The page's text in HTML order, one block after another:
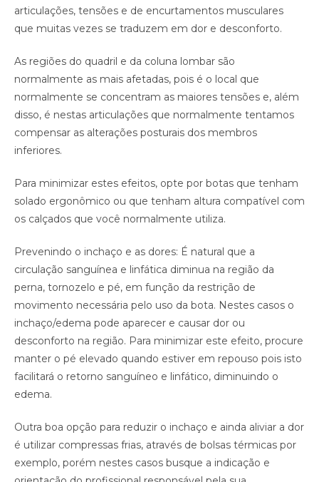
articulações, tensões e de encurtamentos musculares
que muitas vezes se traduzem em dor e desconforto.
As regiões do quadril e da coluna lombar são
normalmente as mais afetadas, pois é o local que
normalmente se concentram as maiores tensões e, além
disso, é nestas articulações que normalmente tentamos
compensar as alterações posturais dos membros
inferiores.
Para minimizar estes efeitos, opte por botas que tenham
solado ergonômico ou que tenham altura compatível com
os calçados que você normalmente utiliza.
Prevenindo o inchaço e as dores: É natural que a
circulação sanguínea e linfática diminua na região da
perna, tornozelo e pé, em função da restrição de
movimento necessária pelo uso da bota. Nestes casos o
inchaço/edema pode aparecer e causar dor ou
desconforto na região. Para minimizar este efeito, procure
manter o pé elevado quando estiver em repouso pois isto
facilitará o retorno sanguíneo e linfático, diminuindo o
edema.
Outra boa opção para reduzir o inchaço e ainda aliviar a dor
é utilizar compressas frias, através de bolsas térmicas por
exemplo, porém nestes casos busque a indicação e